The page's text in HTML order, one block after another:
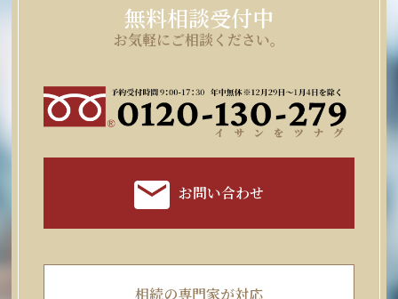
無料相談受付中
お気軽にご相談ください。
お問い合わせ
相続の専門家が対応